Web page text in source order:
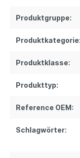
Produktgruppe:
Produktkategorie:
Produktklasse:
Produkttyp:
Reference OEM:
Schlagwörter: